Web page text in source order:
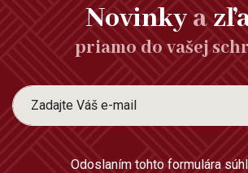
Novinkya
priamo do vašej
Odoslaním tohto formulára